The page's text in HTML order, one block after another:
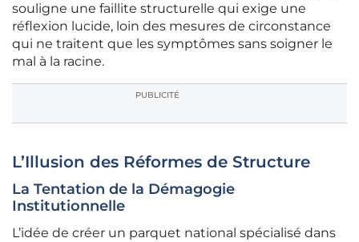
souligne une faillite structurelle qui exige une
réflexion lucide, loin des mesures de circonstance
qui ne traitent que les symptômes sans soigner le
mal à la racine.
PUBLICITÉ
L’Illusion des Réformes de Structure
La Tentation de la Démagogie
Institutionnelle
L’idée de créer un parquet national spécialisé dans